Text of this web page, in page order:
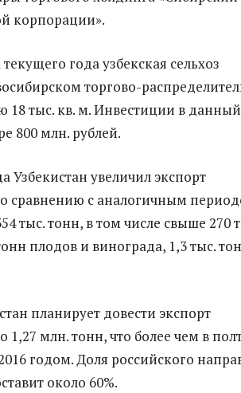
корпорации».
года узбекская сельхоз
торгово-
18 тыс. кв. м. Инвестиции в данный
800 млн. рублей.
Узбекистан увеличил экспорт
сравнению с аналогичным
тыс. тонн, в том числе свыше 270
плодов и винограда, 1,3 тыс.
планирует довести экспорт
млн. тонн, что более чем в
годом. Доля российского
около 60%.